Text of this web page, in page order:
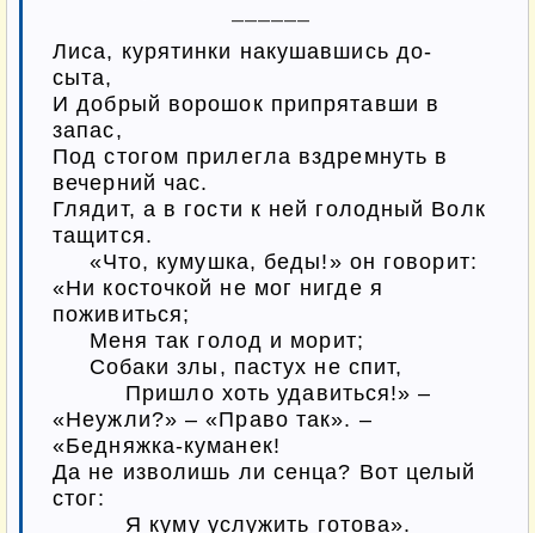
––––––
Лиса, курятинки накушавшись до-
сыта,
И добрый ворошок припрятавши в
запас,
Под стогом прилегла вздремнуть в
вечерний час.
Глядит, а в гости к ней голодный Волк
тащится.
«Ни косточкой не мог нигде я
поживиться;
«Неужли?» – «Право так». –
«Бедняжка-куманек!
Да не изволишь ли сенца? Вот целый
стог: